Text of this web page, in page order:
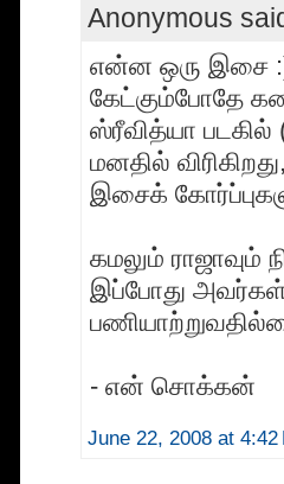
Anonymous
என்ன ஒரு இசை :)
கேட்கும்போதே
ஸ்ரீவித்யா படகில்
மனதில்
இசைக்
கமலும்
இப்போது
- என் சொக்கன்
June 22, 2008 at 4:42